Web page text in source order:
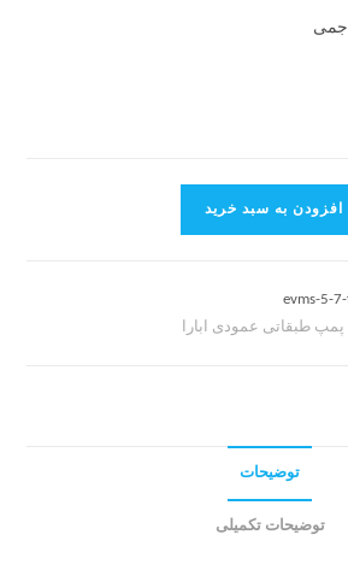
افزودن به سبد خرید
evms-5-
پمپ طبقاتی عمودی ابارا
توضیحات
توضیحات تکمیلی